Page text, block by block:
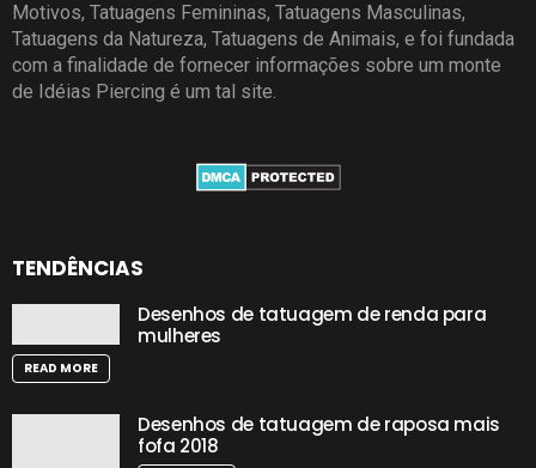
Motivos, Tatuagens Femininas, Tatuagens Masculinas,
Tatuagens da Natureza, Tatuagens de Animais, e foi fundada
com a finalidade de fornecer informações sobre um monte
de Idéias Piercing é um tal site.
TENDÊNCIAS
Desenhos de tatuagem de renda para
mulheres
READ MORE
Desenhos de tatuagem de raposa mais
fofa 2018